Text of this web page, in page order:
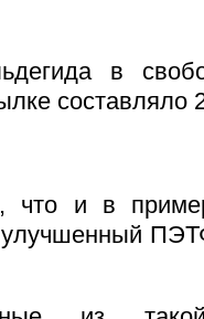
в
составляло
что и в